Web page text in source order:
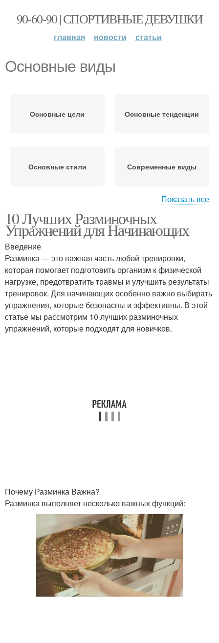
90-60-90 | СПОРТИВНЫЕ ДЕВУШКИ
главная новости статьи
Основные виды
Основные цели Основные тенденции
Основные стили Современные виды
Популярные виды Особые виды
Основные отличия Подходящие виды
Показать все
10 Лучших Разминочных
Упражнений для Начинающих
Введение
Разминка — это важная часть любой тренировки,
которая помогает подготовить организм к физической
нагрузке, предотвратить травмы и улучшить результаты
тренировок. Для начинающих особенно важно выбирать
упражнения, которые безопасны и эффективны. В этой
статье мы рассмотрим 10 лучших разминочных
упражнений, которые подходят для новичков.
Почему Разминка Важна?
Разминка выполняет несколько важных функций: